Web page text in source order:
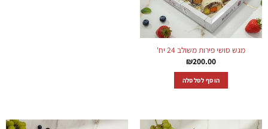
מגש סושי פירות משולב 24 יח'
₪200.00
הוסף לסלסלה